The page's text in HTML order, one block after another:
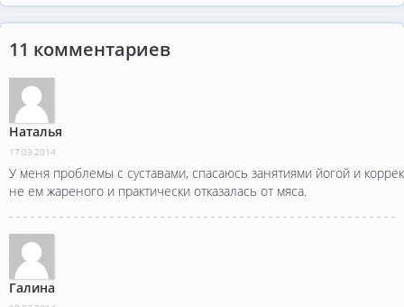
11 комментариев
Наталья
17.03.2014
У меня проблемы с суставами, спасаюсь занятиями йогой и
не ем жареного и практически отказалась от мяса.
Галина